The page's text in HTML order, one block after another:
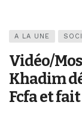
A LA UNE
Vidéo/
Khadim
Fcfa et